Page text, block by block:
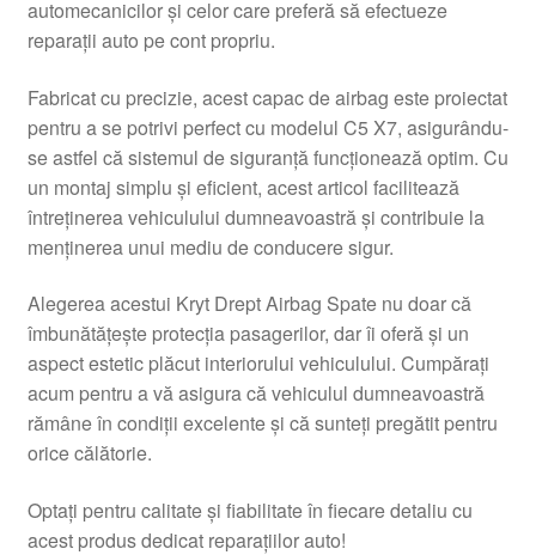
Livrare
Livrare în toată lumea
Plângere
Plățile
Politică de confidențialitate
Procedura de reclamație
Termeni si conditii
automecanicilor și celor care preferă să efectueze
reparații auto pe cont propriu.
Fabricat cu precizie, acest capac de airbag este proiectat
pentru a se potrivi perfect cu modelul C5 X7, asigurându-
se astfel că sistemul de siguranță funcționează optim. Cu
un montaj simplu și eficient, acest articol facilitează
întreținerea vehiculului dumneavoastră și contribuie la
menținerea unui mediu de conducere sigur.
Alegerea acestui Kryt Drept Airbag Spate nu doar că
îmbunătățește protecția pasagerilor, dar îi oferă și un
aspect estetic plăcut interiorului vehiculului. Cumpărați
acum pentru a vă asigura că vehiculul dumneavoastră
rămâne în condiții excelente și că sunteți pregătit pentru
orice călătorie.
Optați pentru calitate și fiabilitate în fiecare detaliu cu
acest produs dedicat reparațiilor auto!